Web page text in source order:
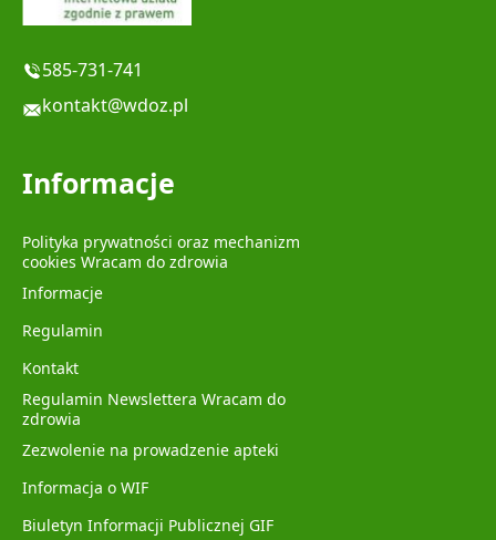
585-731-741
kontakt@wdoz.pl
Informacje
Polityka prywatności oraz mechanizm
cookies Wracam do zdrowia
Informacje
Regulamin
Kontakt
Regulamin Newslettera Wracam do
zdrowia
Zezwolenie na prowadzenie apteki
Informacja o WIF
Biuletyn Informacji Publicznej GIF